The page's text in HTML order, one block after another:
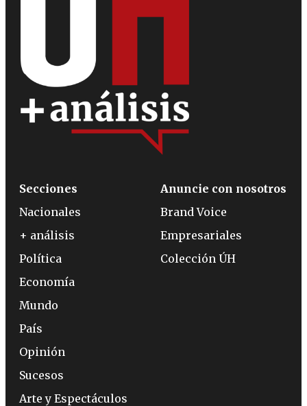
Secciones
Nacionales
+ análisis
Política
Economía
Mundo
País
Opinión
Sucesos
Arte y Espectáculos
Anuncie con nosotros
Brand Voice
Empresariales
Colección ÚH